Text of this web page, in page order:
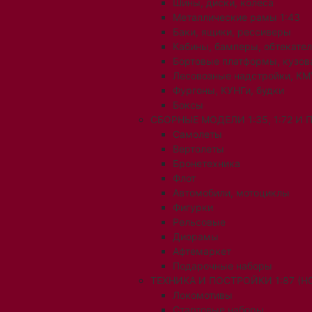
Шины, диски, колеса
Металлические рамы 1:43
Баки, ящики, рессиверы
Кабины, бамперы,
Бортовые платформы,
Лесовозные надстройки,
Фургоны, КУНГи, будки
Боксы
СБОРНЫЕ МОДЕЛИ 1:35, 1:72 И
Самолеты
Вертолеты
Бронетехника
Флот
Автомобили, мотоциклы
Фигурки
Рельсовые
Диорамы
Афтемаркет
Подарочные наборы
ТЕХНИКА И ПОСТРОЙКИ 1:87
Локомотивы
Стартовые наборы